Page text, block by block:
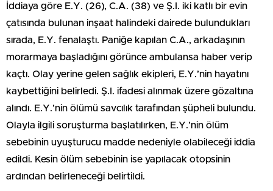
İddiaya göre E.Y. (26), C.A. (38) ve Ş.I. iki katlı bir evin
çatısında bulunan inşaat halindeki dairede bulundukları
sırada, E.Y. fenalaştı. Paniğe kapılan C.A., arkadaşının
morarmaya başladığını görünce ambulansa haber verip
kaçtı. Olay yerine gelen sağlık ekipleri, E.Y.’nin hayatını
kaybettiğini belirledi. Ş.I. ifadesi alınmak üzere gözaltına
alındı. E.Y.’nin ölümü savcılık tarafından şüpheli bulundu.
Olayla ilgili soruşturma başlatılırken, E.Y.’nin ölüm
sebebinin uyuşturucu madde nedeniyle olabileceği iddia
edildi. Kesin ölüm sebebinin ise yapılacak otopsinin
ardından belirleneceği belirtildi.